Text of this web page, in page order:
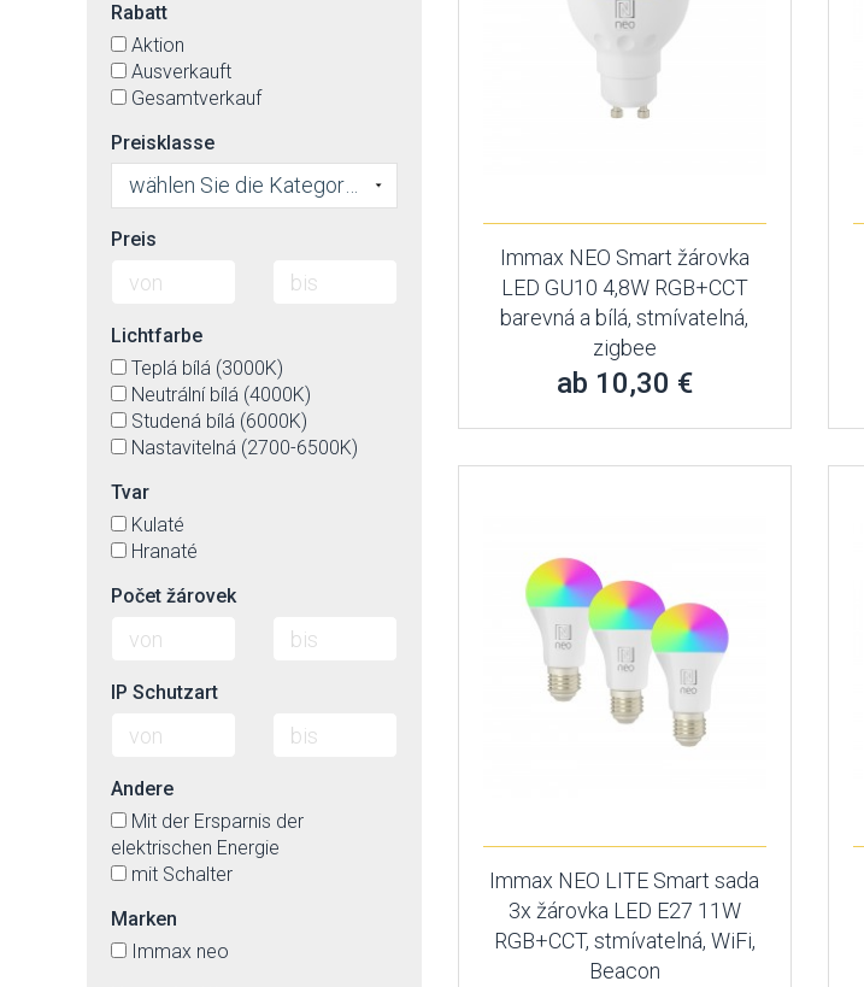
Immax NEO Smart žárovka
LED GU10 4,8W RGB+CCT
barevná a bílá, stmívatelná,
zigbee
ab 10,30 €
Immax NEO LITE Smart sada
3x žárovka LED E27 11W
RGB+CCT, stmívatelná, WiFi,
Beacon
Rabatt
Aktion
Ausverkauft
Gesamtverkauf
Preisklasse
Preis
Lichtfarbe
Teplá bílá (3000K)
Neutrální bílá (4000K)
Studená bílá (6000K)
Nastavitelná (2700-6500K)
Tvar
Kulaté
Hranaté
Počet žárovek
IP Schutzart
Andere
Mit der Ersparnis der
elektrischen Energie
mit Schalter
Marken
Immax neo